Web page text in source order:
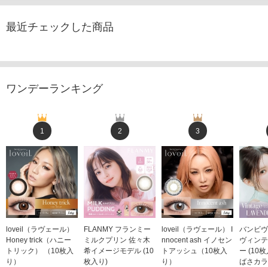
最近チェックした商品
ワンデーランキング
1
loveil（ラヴェール）
Honey trick（ハニー
トリック） （10枚入
り）
2
FLANMY フランミー
ミルクプリン 佐々木
希イメージモデル (10
枚入り)
3
loveil（ラヴェール） I
nnocent ash イノセン
トアッシュ（10枚入
り）
バンビ
ヴィン
ー (10
ばさカ